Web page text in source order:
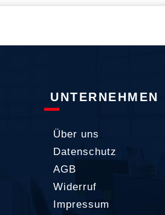
UNTERNEHMEN
Über uns
Datenschutz
AGB
Widerruf
Impressum